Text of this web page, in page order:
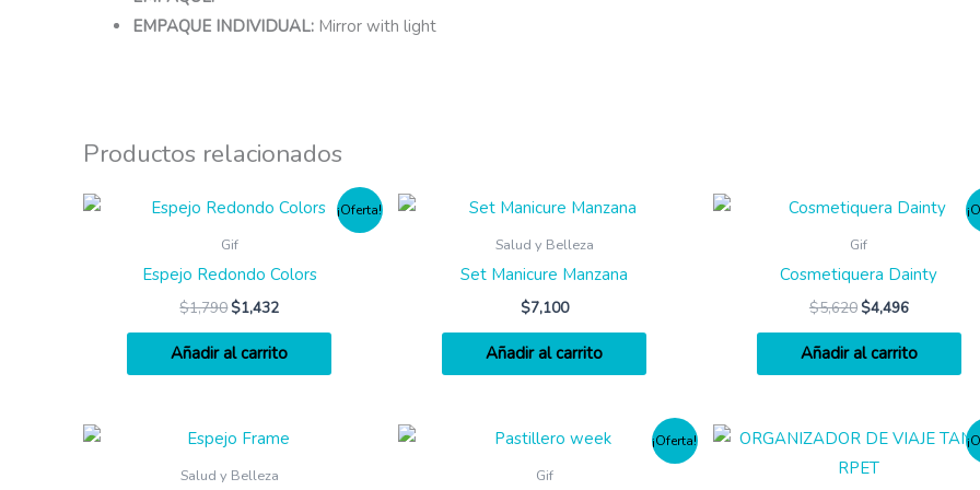
EMPAQUE INDIVIDUAL: Mirror with light
Productos relacionados
¡Oferta!
Gif
Espejo Redondo Colors
$1,790$1,432
Añadir al carrito
Salud y Belleza
Set Manicure Manzana
$7,100
Añadir al carrito
Gif
Cosmetiquera Dainty
$5,620 $4,496
Añadir al carrito
Salud y Belleza
¡Oferta!
Gif